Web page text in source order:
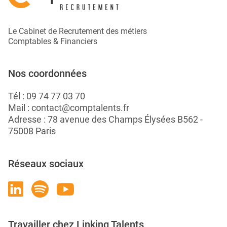
Le Cabinet de Recrutement des métiers
Comptables & Financiers
Nos coordonnées
Tél : 09 74 77 03 70
Mail : contact@comptalents.fr
Adresse : 78 avenue des Champs Élysées B562 -
75008 Paris
Réseaux sociaux
Travailler chez Linking Talents